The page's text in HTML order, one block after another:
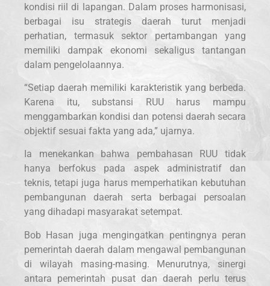
kondisi riil di lapangan. Dalam proses harmonisasi,
berbagai isu strategis daerah turut menjadi
perhatian, termasuk sektor pertambangan yang
memiliki dampak ekonomi sekaligus tantangan
dalam pengelolaannya.
“Setiap daerah memiliki karakteristik yang berbeda.
Karena itu, substansi RUU harus mampu
menggambarkan kondisi dan potensi daerah secara
objektif sesuai fakta yang ada,” ujarnya.
Ia menekankan bahwa pembahasan RUU tidak
hanya berfokus pada aspek administratif dan
teknis, tetapi juga harus memperhatikan kebutuhan
pembangunan daerah serta berbagai persoalan
yang dihadapi masyarakat setempat.
Bob Hasan juga mengingatkan pentingnya peran
pemerintah daerah dalam mengawal pembangunan
di wilayah masing-masing. Menurutnya, sinergi
antara pemerintah pusat dan daerah perlu terus